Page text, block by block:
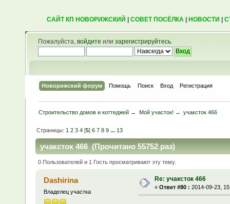
САЙТ КП НОВОРИЖСКИЙ СОВЕТ ПОСЁЛКА| НОВОСТИ
Пожалуйста, войдите или зарегистрируйтесь.
Новорижский форум Помощь Поиск Вход Регистрация
Строительство домов и коттеджей → Мой участок! → учаксток 466
Страницы:1 2 3 4 [5]6 7 8 9 ...13
учаксток 466 (Прочитано 55752 раз)
0 Пользователей и 1 Гость просматривают эту тему.
Dashirina
Владелец участка
Re: учаксток 466
« Ответ #80 : 2014-09-23,